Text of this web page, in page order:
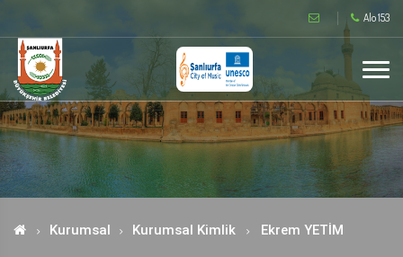
Alo 153
Kurumsal Kurumsal Kimlik Ekrem YETİM